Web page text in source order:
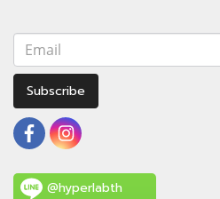
Subscribe
@hyperlabth